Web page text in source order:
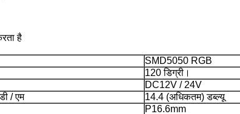
है
SMD5050 RGB
120 डिग्री।
DC12V / 24V
/ एम
14.4 (अधिकतम) डब्ल्यू
P16.6mm